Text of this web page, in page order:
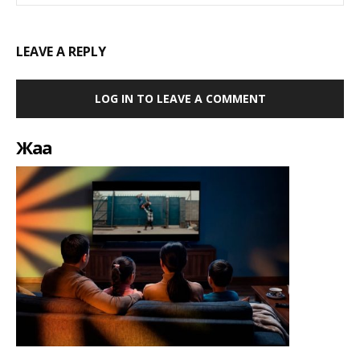
LEAVE A REPLY
LOG IN TO LEAVE A COMMENT
Жаңа